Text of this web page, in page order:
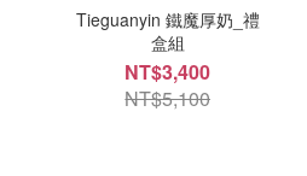
Tieguanyin 鐵魔厚奶_禮
盒組
NT$3,400
NT$5,100